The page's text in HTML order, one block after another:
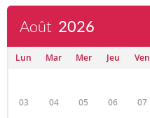
Août 2026
Lun Mar Mer Jeu Ven
03
04 05 06 07